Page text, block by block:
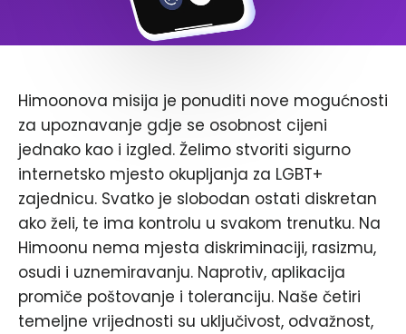
Himoonova misija je ponuditi nove mogućnosti
za upoznavanje gdje se osobnost cijeni
jednako kao i izgled. Želimo stvoriti sigurno
internetsko mjesto okupljanja za LGBT+
zajednicu. Svatko je slobodan ostati diskretan
ako želi, te ima kontrolu u svakom trenutku. Na
Himoonu nema mjesta diskriminaciji, rasizmu,
osudi i uznemiravanju. Naprotiv, aplikacija
promiče poštovanje i toleranciju. Naše četiri
temeljne vrijednosti su uključivost, odvažnost,